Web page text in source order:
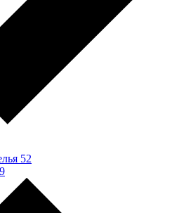
52